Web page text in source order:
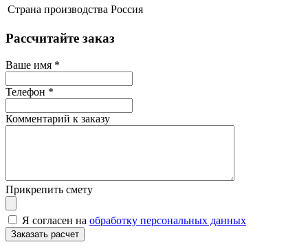
Страна производства Россия
Рассчитайте заказ
Ваше имя *
Телефон *
Комментарий к заказу
Прикрепить смету
Я согласен на обработку персональных данных